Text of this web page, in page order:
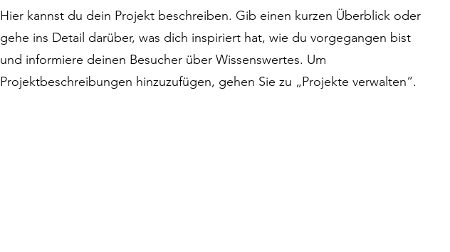
Hier kannst du dein Projekt beschreiben. Gib einen kurzen Überblick oder
gehe ins Detail darüber, was dich inspiriert hat, wie du vorgegangen bist
und informiere deinen Besucher über Wissenswertes. Um
Projektbeschreibungen hinzuzufügen, gehen Sie zu „Projekte verwalten“.